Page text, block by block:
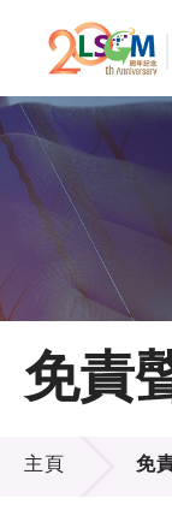
跳到
主頁
關於LSCM
技術商品
免責
免責聲明
主頁 免